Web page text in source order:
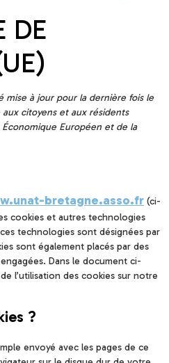
DE
mise à jour pour la dernière fois le
aux citoyens et aux résidents
Économique Européen et de la
bretagne.asso.fr (ci-
cookies et autres technologies
technologies sont désignées par
sont également placés par des
Dans le document ci-
l’utilisation des cookies sur notre
?
envoyé avec les pages de ce